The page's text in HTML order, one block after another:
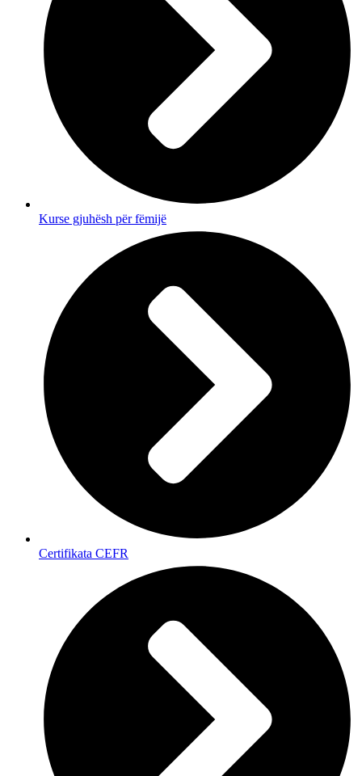
Kurse gjuhësh për fëmijë
Certifikata CEFR